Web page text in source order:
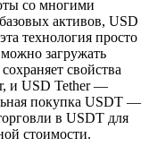
со многими
активов, USD
технология просто
загружать
свойства
и USD Tether —
покупка USDT —
в USDT для
стоимости.